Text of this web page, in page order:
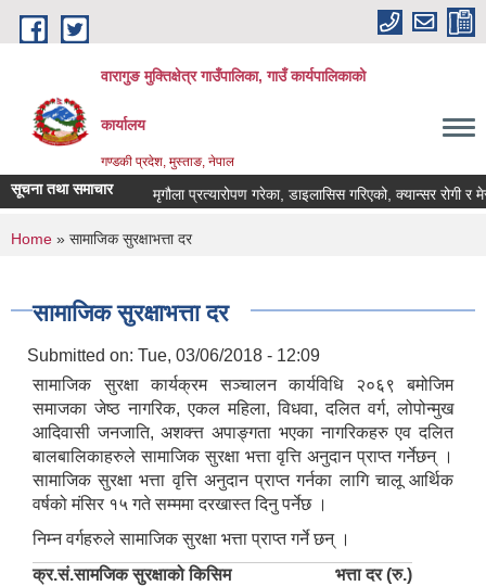
Skip to main content
वारागुङ मुक्तिक्षेत्र गाउँपालिका, गाउँ कार्यपालिकाको
कार्यालय
गण्डकी प्रदेश, मुस्ताङ, नेपाल
सूचना तथा समाचार मृगौला प्रत्यारोपण गरेका, डाइलासिस गरिएको, क्यान्सर रोगी र
You are here
Home » सामाजिक सुरक्षाभत्ता दर
सामाजिक सुरक्षाभत्ता दर
Submitted on: Tue, 03/06/2018 - 12:09
सामाजिक सुरक्षा कार्यक्रम सञ्चालन कार्यविधि २०६९ बमोजिम
समाजका जेष्ठ नागरिक, एकल महिला, विधवा, दलित वर्ग, लोपोन्मुख
आदिवासी जनजाति, अशक्त्त अपाङ्गता भएका नागरिकहरु एव दलित
बालबालिकाहरुले सामाजिक सुरक्षा भत्ता वृत्ति अनुदान प्राप्त गर्नेछन् ।
सामाजिक सुरक्षा भत्ता वृत्ति अनुदान प्राप्त गर्नका लागि चालू आर्थिक
वर्षको मंसिर १५ गते सम्ममा दरखास्त दिनु पर्नेछ ।
निम्न वर्गहरुले सामाजिक सुरक्षा भत्ता प्राप्त गर्ने छन् ।
क्र.सं.सामजिक सुरक्षाको किसिम
भत्ता दर (रु.)